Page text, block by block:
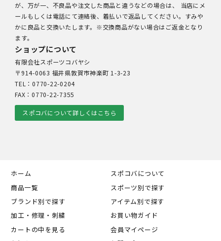
が、万が一、不良品や注文した商品と違うなどの場合は、 当店にメ
ールもしくは電話にて連絡後、着払いで返品してください。すみや
かに良品と交換いたします。※交換商品がない場合はご返金となり
ます。
ショップについて
有限会社スポーツコバヤシ
〒914-0063 福井県敦賀市神楽町 1-3-23
TEL：0770-22-0204
FAX：0770-22-7355
スポコバについて詳しくはこちら
ホーム
スポコバについて
商品一覧
スポーツ別で探す
ブランド別で探す
アイテム別で探す
加工・修理・刺繍
お買い物ガイド
カートの中を見る
会員マイページ